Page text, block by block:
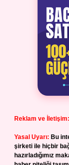
Reklam ve İletişim:
Yasal Uyarı: Bu
şirketi ile hiçbir
hazırladığımız